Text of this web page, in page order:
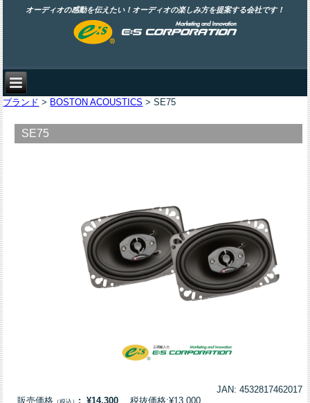
オーディオの感動を伝えたい！オーディオの楽しみ方を提案する会社です！
ブランド > BOSTON ACOUSTICS > SE75
SE75
JAN: 4532817462017
販売価格 （税込） : ¥14,300 税抜価格:¥13,000